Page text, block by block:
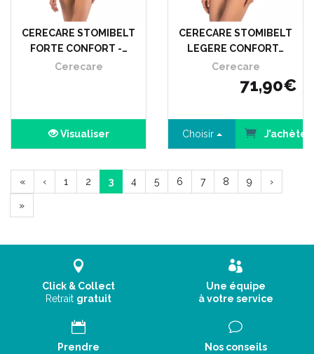
CERECARE STOMIBELT
FORTE CONFORT -…
Cerecare
Visualiser
CERECARE STOMIBELT
LEGERE CONFORT…
Cerecare
71,90€
Choisir J’achète
« ‹ 1 2 3 4 5 6 7 8 9 ›
»
Click & Collect
Retrait gratuit
Une équipe
à votre service
Prendre
Nos conseils